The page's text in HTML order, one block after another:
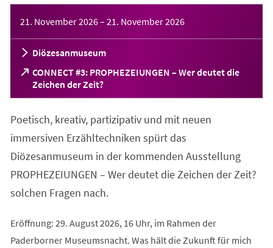
21. November 2026– 21. November 2026
Diözesanmuseum
CONNECT #3: PROPHEZEIUNGEN – Wer deutet die
Zeichen der Zeit?
(Öffnet
in
neuen
Poetisch, kreativ, partizipativ und mit neuen
immersiven Erzähltechniken spürt das
Diözesanmuseum in der kommenden Ausstellung
PROPHEZEIUNGEN – Wer deutet die Zeichen der Zeit?
solchen Fragen nach.
Eröffnung: 29. August 2026, 16 Uhr, im Rahmen der
Paderborner Museumsnacht. Was hält die Zukunft für mich